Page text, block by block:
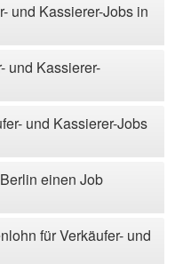
und Kassierer-Jobs in
und Kassierer-
und Kassierer-Jobs
einen Job
für Verkäufer- und